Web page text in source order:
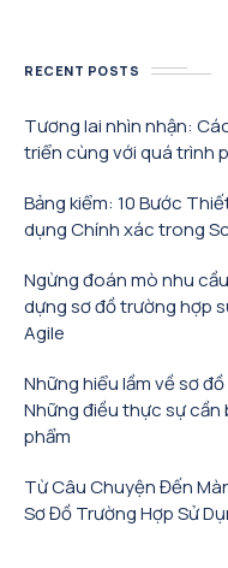
RECENT POSTS
Tương lai nhìn nhận:
triển cùng với quá trình
Bảng kiểm: 10 Bước
dụng Chính xác trong
Ngừng đoán mò nhu
dựng sơ đồ trường hợp
Agile
Những hiểu lầm về sơ
Những điều thực sự
phẩm
Từ Câu Chuyện Đến
Sơ Đồ Trường Hợp Sử